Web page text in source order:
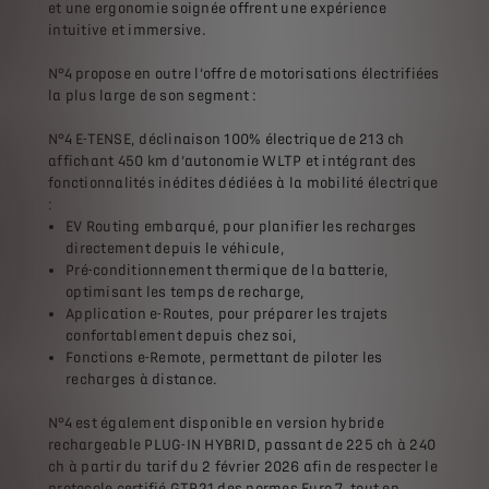
et une ergonomie soignée offrent une expérience
intuitive et immersive.
N°4 propose en outre l’offre de motorisations électrifiées
la plus large de son segment :
N°4 E-TENSE, déclinaison 100% électrique de 213 ch
affichant 450 km d’autonomie WLTP et intégrant des
fonctionnalités inédites dédiées à la mobilité électrique
:
EV Routing embarqué, pour planifier les recharges
directement depuis le véhicule,
Pré-conditionnement thermique de la batterie,
optimisant les temps de recharge,
Application e-Routes, pour préparer les trajets
confortablement depuis chez soi,
Fonctions e-Remote, permettant de piloter les
recharges à distance.
N°4 est également disponible en version hybride
rechargeable PLUG-IN HYBRID, passant de 225 ch à 240
ch à partir du tarif du 2 février 2026 afin de respecter le